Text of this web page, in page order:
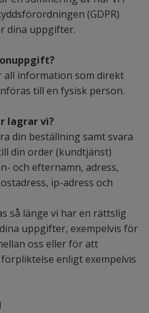
(GDPR)
dina uppgifter.
all information som direkt
till en fysisk person.
lagrar vi?
din beställning samt svara
din order (kundtjänst)
och efternamn, adress,
ip-adress och
så länge vi har en rättslig
uppgifter, exempelvis för
oss eller för att
enligt exempelvis